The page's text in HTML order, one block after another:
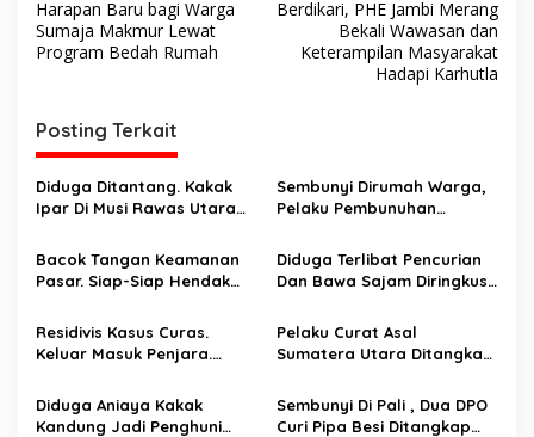
v
i
a
s
i
o
Harapan Baru bagi Warga
Sumaja Makmur Lewat
Program Bedah Rumah
Berdikari, PHE Jambi Merang
Bekali Wawasan dan
Keterampilan Masyarakat
Hadapi Karhutla
Posting Terkait
Diduga Ditantang. Kakak
Ipar Di Musi Rawas Utara
Oleh Adik Ipar. Pelaku
Ditangkap Di Ogan Ilir
Sembunyi Dirumah Warga,
Pelaku Pembunuhan
Ditangkap
Bacok Tangan Keamanan
Pasar. Siap-Siap Hendak
Tim Macan Linggau
Diduga Terlibat Pencurian
Dan Bawa Sajam Diringkus
Residivis Kasus Curas.
Keluar Masuk Penjara.
Rawas Ilir
Pelaku Curat Asal
Sumatera Utara Ditangkap
Linggau Barat
Diduga Aniaya Kakak
Kandung Jadi Penghuni
Sembunyi Di Pali , Dua DPO
Curi Pipa Besi Ditangkap